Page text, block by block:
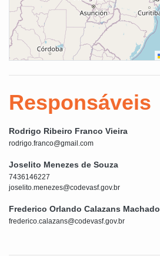
Responsáveis
Rodrigo Ribeiro Franco Vieira
rodrigo.franco@gmail.com
Joselito Menezes de Souza
7436146227
joselito.menezes@codevasf.gov.br
Frederico Orlando Calazans Machado
frederico.calazans@codevasf.gov.br